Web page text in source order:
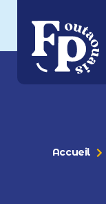
Accueil